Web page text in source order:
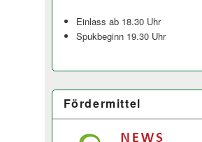
Einlass ab 18.30 Uhr
Spukbeginn 19.30 Uhr
Fördermittel